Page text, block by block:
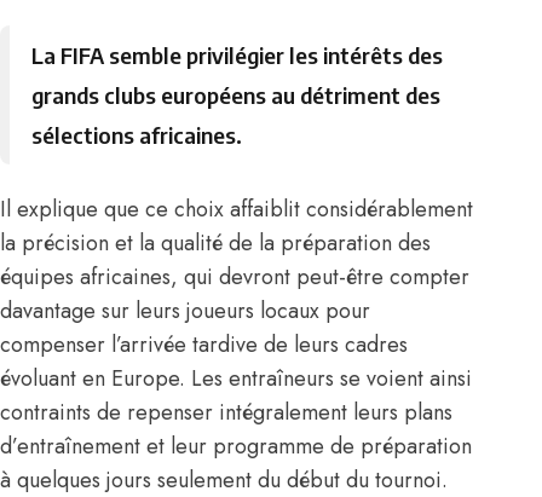
La FIFA semble privilégier les intérêts des
grands clubs européens au détriment des
sélections africaines.
Il explique que ce choix affaiblit considérablement
la précision et la qualité de la préparation des
équipes africaines, qui devront peut-être compter
davantage sur leurs joueurs locaux pour
compenser l’arrivée tardive de leurs cadres
évoluant en Europe. Les entraîneurs se voient ainsi
contraints de repenser intégralement leurs plans
d’entraînement et leur programme de préparation
à quelques jours seulement du début du tournoi.